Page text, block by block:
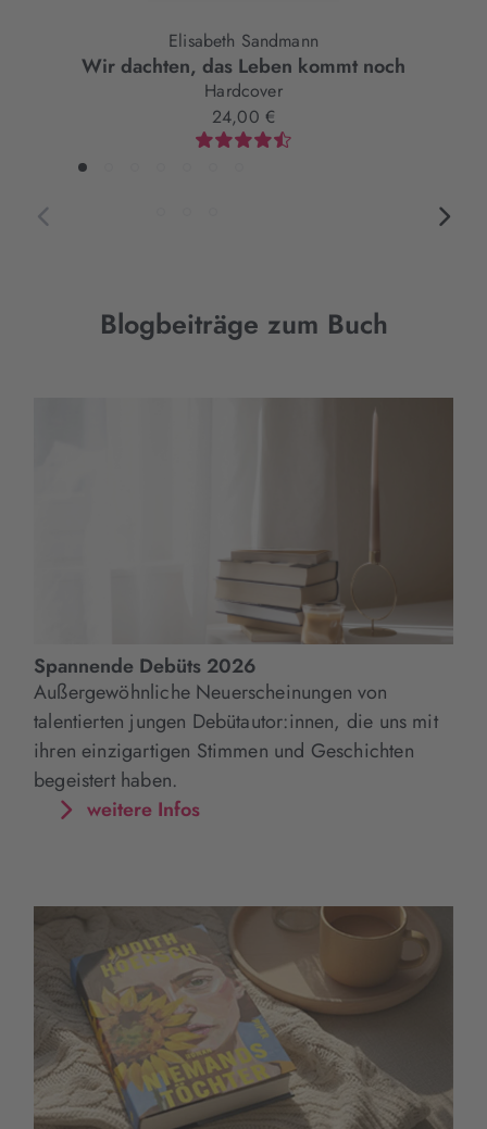
Elisabeth Sandmann
Wir dachten, das Leben kommt noch
Hardcover
24,00 €
Blogbeiträge zum Buch
Spannende Debüts 2026
Außergewöhnliche Neuerscheinungen von
talentierten jungen Debütautor:innen, die uns mit
ihren einzigartigen Stimmen und Geschichten
begeistert haben.
weitere Infos